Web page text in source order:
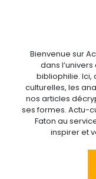
Bienvenue sur
dans
bibliophilie.
culturelles, les
nos articles
ses formes. Actu-
Faton au
inspirer et